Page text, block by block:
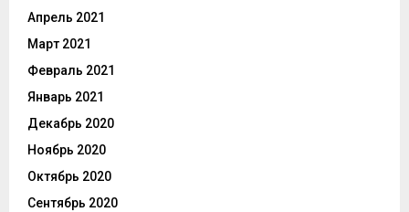
Апрель 2021
Март 2021
Февраль 2021
Январь 2021
Декабрь 2020
Ноябрь 2020
Октябрь 2020
Сентябрь 2020